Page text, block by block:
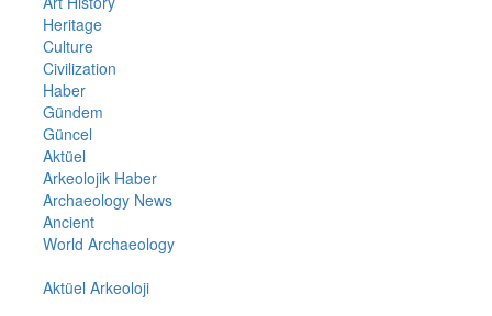
Heritage
Culture
Civilization
Haber
Gündem
Güncel
Aktüel
Arkeolojik Haber
Archaeology News
Ancient
World Archaeology
Aktüel Arkeoloji